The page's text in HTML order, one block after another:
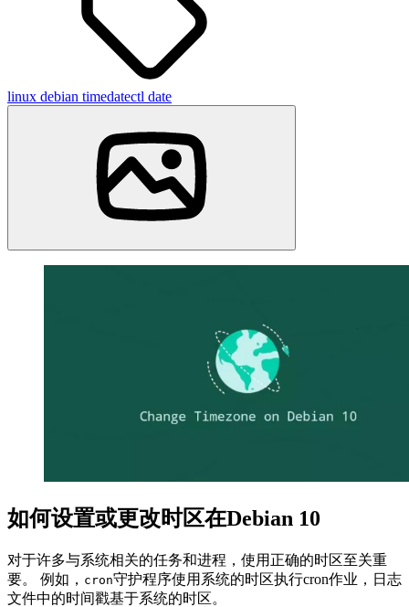
linux debian timedatectl date
如何设置或更改时区在Debian 10
对于许多与系统相关的任务和进程，使用正确的时区至关重
要。 例如， cron守护程序使用系统的时区执行cron作业，日志
文件中的时间戳基于系统的时区。